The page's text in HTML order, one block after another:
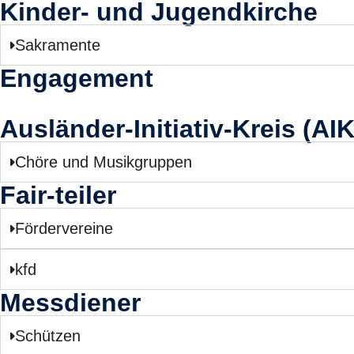
Kinder- und Jugendkirche
Sakramente
Engagement
Ausländer-Initiativ-Kreis
Chöre und Musikgruppen
Fair-teiler
Fördervereine
kfd
Messdiener
Schützen